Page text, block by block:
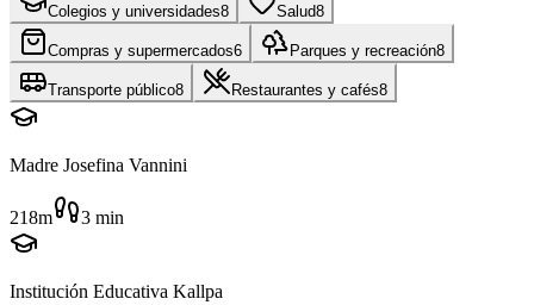
Colegios y universidades8 Salud8
Compras y supermercados6 Parques y recreación8
Transporte público8 Restaurantes y cafés8
Madre Josefina Vannini
218m 3 min
Institución Educativa Kallpa